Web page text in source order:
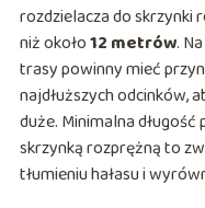
rozdzielacza do skrzynki
niż około12 metrów.
trasy powinny mieć
najdłuższych odcinków,
duże. Minimalna
skrzynką rozprężną to
tłumieniu hałasu i